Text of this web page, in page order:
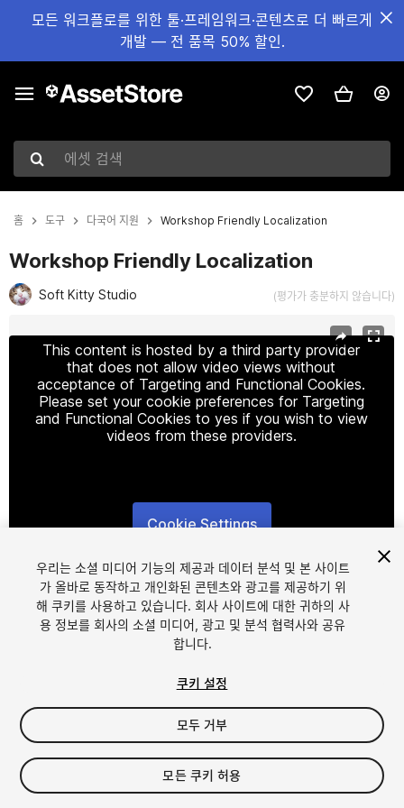
모든 워크플로를 위한 툴·프레임워크·콘텐츠로 더 빠르게
개발 — 전 품목 50% 할인.
에셋 검색
홈 도구 다국어 지원 Workshop Friendly Localization
Workshop Friendly Localization
Soft Kitty Studio (평가가 충분하지 않습니다)
This content is hosted by a third party provider
that does not allow video views without
acceptance of Targeting and Functional Cookies.
Please set your cookie preferences for Targeting
and Functional Cookies to yes if you wish to view
videos from these providers.
Cookie Settings
FREE
내 에셋에 추가하기
우리는 소셜 미디어 기능의 제공과 데이터 분석 및 본 사이트
가 올바로 동작하고 개인화된 콘텐츠와 광고를 제공하기 위
해 쿠키를 사용하고 있습니다. 회사 사이트에 대한 귀하의 사
용 정보를 회사의 소셜 미디어, 광고 및 분석 협력사와 공유
합니다.
쿠키 설정
모두 거부
모든 쿠키 허용